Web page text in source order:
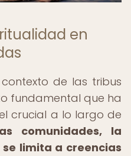
en
de las tribus
fundamental que ha
crucial a lo largo de
comunidades, la
limita a creencias